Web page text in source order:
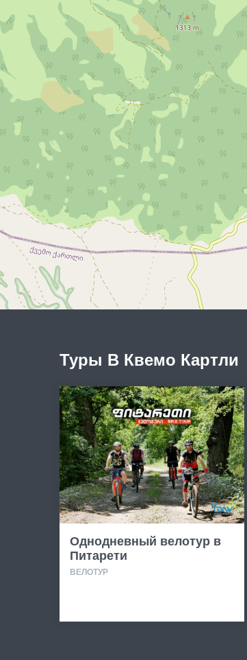
Туры В Квемо Картли
Однодневный велотур в
Питарети
ВЕЛОТУР